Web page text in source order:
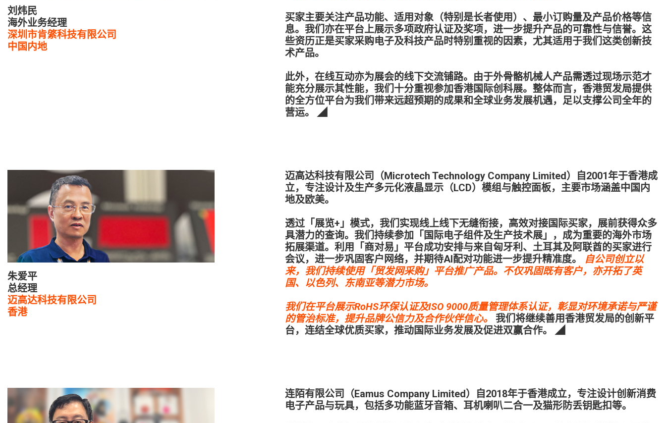
刘炜民
海外业务经理
深圳市肯綮科技有限公司
中国内地
买家主要关注产品功能、适用对象（特别是长者使用）、最小订购量及产品价格等信
息。我们亦在平台上展示多项政府认证及奖项，进一步提升产品的可靠性与信誉。这
些资历正是买家采购电子及科技产品时特别重视的因素，尤其适用于我们这类创新技
术产品。
此外，在线互动亦为展会的线下交流铺路。由于外骨骼机械人产品需透过现场示范才
能充分展示其性能，我们十分重视参加香港国际创科展。整体而言，香港贸发局提供
的全方位平台为我们带来远超预期的成果和全球业务发展机遇，足以支撑公司全年的
营运。 ◢
朱爱平
总经理
迈高达科技有限公司
香港
迈高达科技有限公司（Microtech Technology Company Limited）自2001年于香港成
立，专注设计及生产多元化液晶显示（LCD）模组与触控面板，主要市场涵盖中国内
地及欧美。
透过「展览+」模式，我们实现线上线下无缝衔接，高效对接国际买家，展前获得众多
具潜力的查询。我们持续参加「国际电子组件及生产技术展」，成为重要的海外市场
拓展渠道。利用「商对易」平台成功安排与来自匈牙利、土耳其及阿联酋的买家进行
会议，进一步巩固客户网络，并期待AI配对功能进一步提升精准度。
自公司创立以
来，我们持续使用「贸发网采购」平台推广产品。不仅巩固既有客户，亦开拓了英
国、以色列、东南亚等潜力市场。
我们在平台展示RoHS环保认证及ISO 9000质量管理体系认证，彰显对环境承诺与严谨
的管治标准，提升品牌公信力及合作伙伴信心。
我们将继续善用香港贸发局的创新平
台，连结全球优质买家，推动国际业务发展及促进双赢合作。 ◢
连陌有限公司（Eamus Company Limited）自2018年于香港成立，专注设计创新消费
电子产品与玩具，包括多功能蓝牙音箱、耳机喇叭二合一及猫形防丢钥匙扣等。